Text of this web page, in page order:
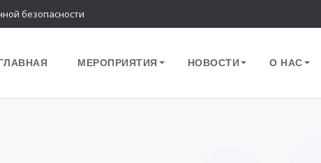
безопасности
МЕРОПРИЯТИЯ НОВОСТИ О НАС